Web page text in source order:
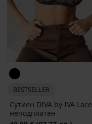
BESTSELLER
Сутиен DIVA by IVA Lace
неподплатен